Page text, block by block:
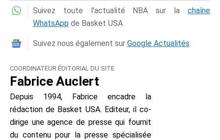
Suivez toute l'actualité NBA sur la chaîne
WhatsApp de Basket USA
Suivez nous également sur Google Actualités
COORDINATEUR ÉDITORIAL DU SITE
Fabrice Auclert
Depuis 1994, Fabrice encadre la
rédaction de Basket USA. Editeur, il co-
dirige une agence de presse qui fournit
du contenu pour la presse spécialisée